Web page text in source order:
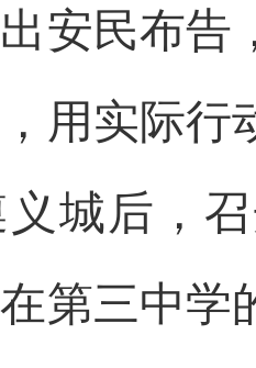
安民布告
用实际行
城后，
第三中学